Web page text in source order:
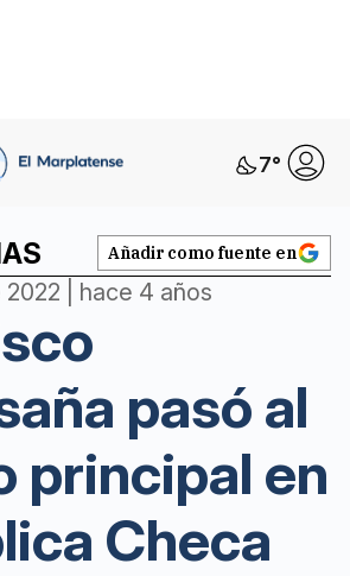
7°
Añadir como fuente en
| hace 4 años
pasó al
principal en
Checa